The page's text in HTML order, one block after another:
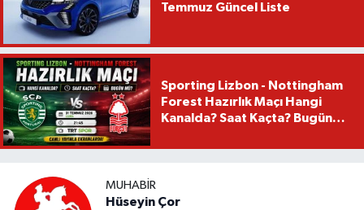
Temmuz Güncel Liste
Sporting Lizbon - Nottingham
Forest Hazırlık Maçı Hangi
Kanalda? Saat Kaçta? Bugün
MUHABIR
Hüseyin Çor